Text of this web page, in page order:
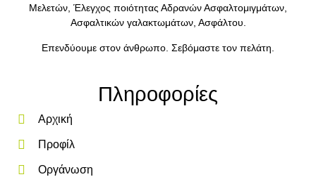
Μελετών, Έλεγχος ποιότητας Αδρανών Ασφαλτομιγμάτων,
Ασφαλτικών γαλακτωμάτων, Ασφάλτου.
Επενδύουμε στον άνθρωπο. Σεβόμαστε τον πελάτη.
Πληροφορίες
Αρχική
Προφίλ
Οργάνωση